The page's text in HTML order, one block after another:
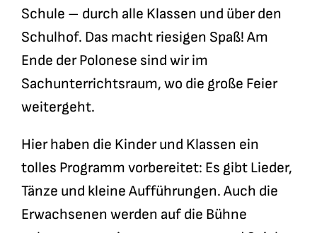
Schule – durch alle Klassen und über den
Schulhof. Das macht riesigen Spaß! Am
Ende der Polonese sind wir im
Sachunterrichtsraum, wo die große Feier
weitergeht.
Hier haben die Kinder und Klassen ein
tolles Programm vorbereitet: Es gibt Lieder,
Tänze und kleine Aufführungen. Auch die
Erwachsenen werden auf die Bühne